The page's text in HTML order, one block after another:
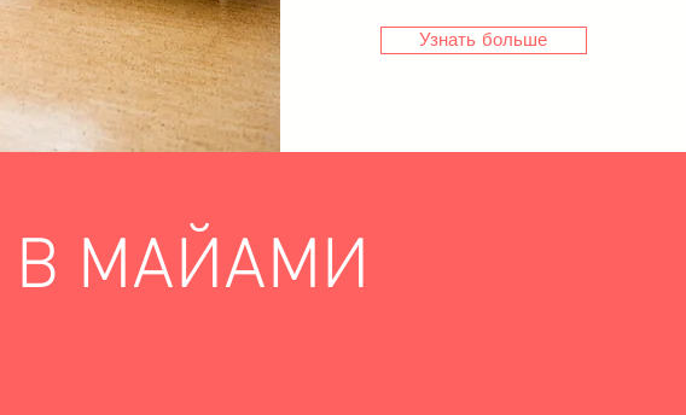
Узнать больше
В МАЙАМИ